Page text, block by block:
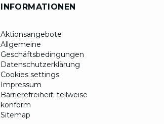
INFORMATIONEN
Aktionsangebote
Allgemeine
Geschäftsbedingungen
Datenschutzerklärung
Cookies settings
Impressum
Barrierefreiheit: teilweise
konform
Sitemap